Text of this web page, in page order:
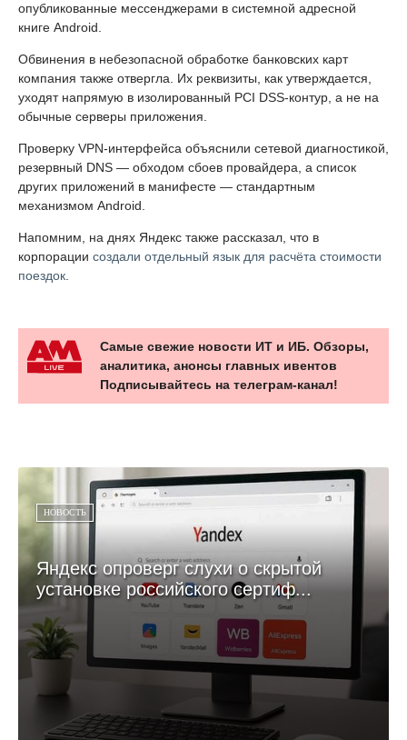
опубликованные мессенджерами в системной адресной
книге Android.
Обвинения в небезопасной обработке банковских карт
компания также отвергла. Их реквизиты, как утверждается,
уходят напрямую в изолированный PCI DSS-контур, а не на
обычные серверы приложения.
Проверку VPN-интерфейса объяснили сетевой диагностикой,
резервный DNS — обходом сбоев провайдера, а список
других приложений в манифесте — стандартным
механизмом Android.
Напомним, на днях Яндекс также рассказал, что в
корпорации создали отдельный язык для расчёта стоимости
поездок.
Самые свежие новости ИТ и ИБ. Обзоры,
аналитика, анонсы главных ивентов
Подписывайтесь на телеграм-канал!
НОВОСТЬ
Яндекс опроверг слухи о скрытой
установке российского сертиф...